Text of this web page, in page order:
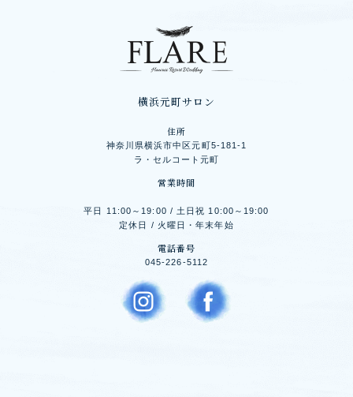
横浜元町サロン
住所
神奈川県横浜市中区元町5-181-1
ラ・セルコート元町
営業時間
平日 11:00～19:00 / 土日祝 10:00～19:00
定休日 / 火曜日・年末年始
電話番号
045-226-5112